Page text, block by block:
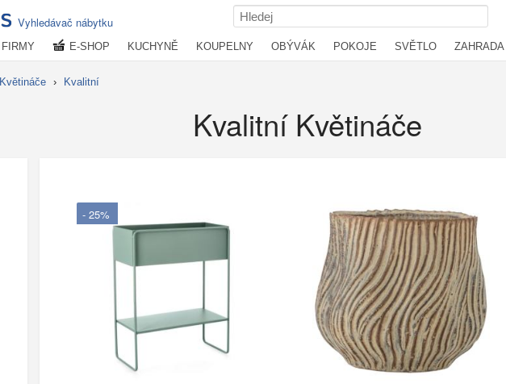
Vyhledávač nábytku
FIRMY E-SHOP KUCHYNĚ KOUPELNY OBÝVÁK POKOJE SVĚTLO ZAHRADA
Květináče › Kvalitní
Kvalitní Květináče
- 25%